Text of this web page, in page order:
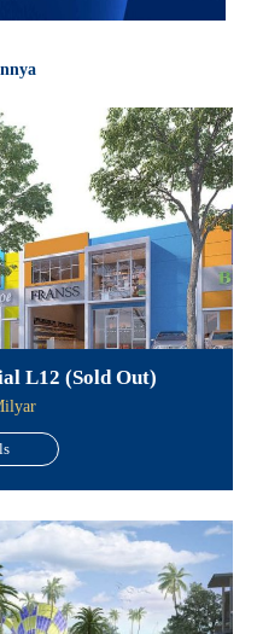
L12 (Sold Out)